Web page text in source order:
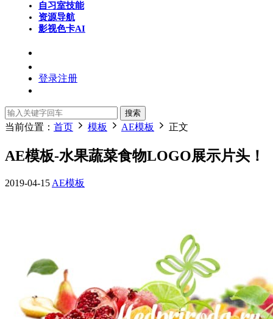
自习室技能
资源导航
影视色卡AI
登录注册
搜索
当前位置： 首页 模板 AE模板 正文
AE模板-水果蔬菜食物LOGO展示片头！
2019-04-15AE模板